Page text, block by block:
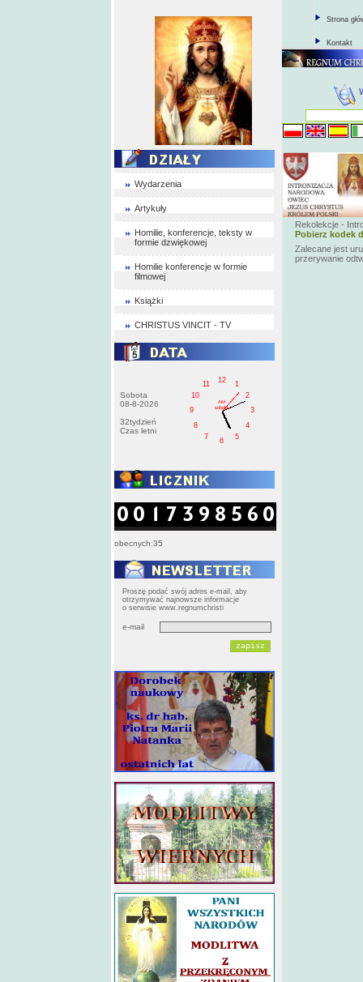
Wydarzenia
Artykuły
Homilie, konferencje, teksty w
formie dzwiękowej
Homilie konferencje w formie
filmowej
Książki
CHRISTUS VINCIT - TV
Sobota
08-8-2026
32tydzień
Czas letni
1
2
3
4
5
6
7
8
9
10
11
12
AM
sobota
obecnych:35
Proszę podać swój adres e-mail, aby
otrzymywać najnowsze informacje
o serwisie www.regnumchristi
e-mail
Strona
Kontakt
Rekolekcje -
Pobierz kodek
Zalecane jest
przerywanie